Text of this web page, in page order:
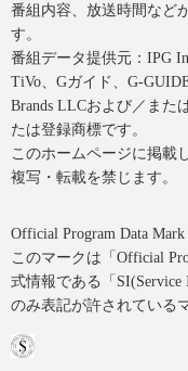
番組内容、放送時間など
す。
番組データ提供元：IPG
TiVo、Gガイド、G-
Brands LLCおよび／また
たは登録商標です。
このホームページに掲載
複写・転載を禁じます。
Official Program Data
このマークは「Official
式情報である「
のみ表記が許されている